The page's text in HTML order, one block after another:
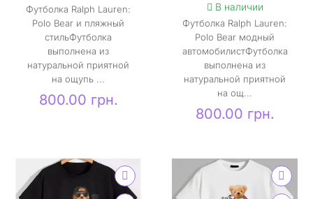
Футболка Ralph Lauren:
Polo Bear и пляжный
стильФутболка
выполнена из
натуральной приятной
на ощупь ...
800.00 грн.
В наличии
Футболка Ralph Lauren:
Polo Bear модный
автомобилистФутболка
выполнена из
натуральной приятной
на ощ...
800.00 грн.